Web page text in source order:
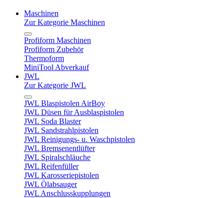
Maschinen
Zur Kategorie Maschinen
Profiform Maschinen
Profiform Zubehör
Thermoform
MiniTool Abverkauf
JWL
Zur Kategorie JWL
JWL Blaspistolen AirBoy
JWL Düsen für Ausblaspistolen
JWL Soda Blaster
JWL Sandstrahlpistolen
JWL Reinigungs- u. Waschpistolen
JWL Bremsenentlüfter
JWL Spiralschläuche
JWL Reifenfüller
JWL Karosseriepistolen
JWL Ölabsauger
JWL Anschlusskupplungen